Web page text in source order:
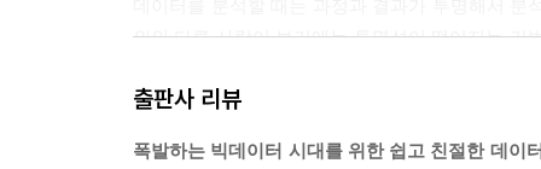
외의 다른 사람이 보기에는 투명성이 떨어지는 기
과의 투명성은 상대를 설득하는 힘이 되어준다.
출판사 리뷰
폭발하는 빅데이터 시대를 위한 쉽고 친절한 데